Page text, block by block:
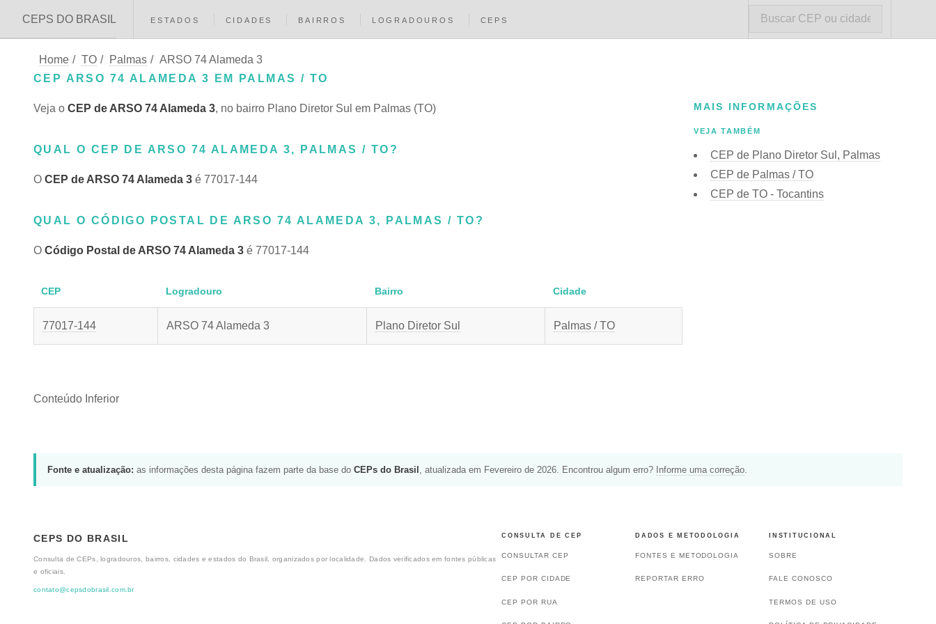
CEPS DO BRASIL ESTADOS CIDADES BAIRROS LOGRADOUROS CEPS
Home / TO / Palmas / ARSO 74 Alameda 3
CEP ARSO 74 ALAMEDA 3 EM PALMAS / TO
Veja o CEP de ARSO 74 Alameda 3, no bairro Plano Diretor Sul em Palmas (TO)
QUAL O CEP DE ARSO 74 ALAMEDA 3, PALMAS / TO?
O CEP de ARSO 74 Alameda 3 é 77017-144
QUAL O CÓDIGO POSTAL DE ARSO 74 ALAMEDA 3, PALMAS / TO?
O Código Postal de ARSO 74 Alameda 3 é 77017-144
CEP Logradouro Bairro Cidade
77017-144 ARSO 74 Alameda 3 Plano Diretor Sul Palmas / TO
Conteúdo Inferior
MAIS INFORMAÇÕES
VEJA TAMBÉM
CEP de Plano Diretor Sul, Palmas
CEP de Palmas / TO
CEP de TO - Tocantins
Fonte e atualização: as informações desta página fazem parte da base do CEPs do Brasil , atualizada em Fevereiro de 2026. Encontrou algum erro? Informe uma correção
CEPS DO BRASIL
Consulta de CEPs, logradouros, bairros, cidades e estados do Brasil, organizados por localidade. Dados verificados em fontes públicas
e oficiais.
contato@cepsdobrasil.com.br
CONSULTA DE CEP
CONSULTAR CEP
CEP POR CIDADE
CEP POR RUA
DADOS E METODOLOGIA
FONTES E METODOLOGIA
REPORTAR ERRO
INSTITUCIONAL
SOBRE
FALE CONOSCO
TERMOS DE USO